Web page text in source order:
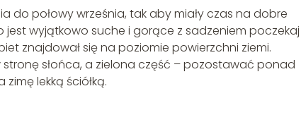
do połowy września, tak aby miały czas na dobre
jest wyjątkowo suche i gorące z sadzeniem
znajdował się na poziomie powierzchni ziemi.
słońca, a zielona część – pozostawać ponad
lekką ściółką.